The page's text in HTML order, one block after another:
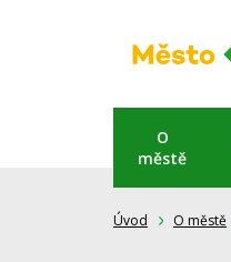
O
městě
Úvod O městě